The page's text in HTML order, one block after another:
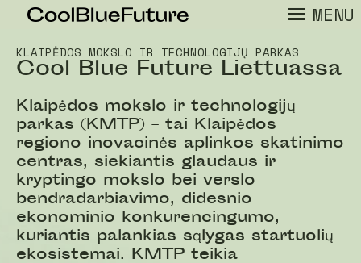
MENU
KLAIPĖDOS MOKSLO IR TECHNOLOGIJŲ PARKAS
Cool Blue Future Liettuassa
Klaipėdos mokslo ir technologijų
parkas (KMTP) – tai Klaipėdos
regiono inovacinės aplinkos skatinimo
centras, siekiantis glaudaus ir
kryptingo mokslo bei verslo
bendradarbiavimo, didesnio
ekonominio konkurencingumo,
kuriantis palankias sąlygas startuolių
ekosistemai. KMTP teikia